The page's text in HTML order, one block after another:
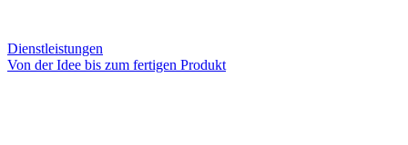
Dienstleistungen
Von der Idee bis zum fertigen Produkt